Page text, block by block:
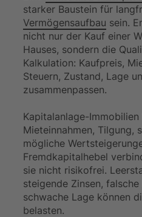
starker Baustein für
Vermögensaufbau sein.
nicht nur der Kauf einer
Hauses, sondern die
Kalkulation: Kaufpreis,
Steuern, Zustand, Lage
zusammenpassen.
Kapitalanlage-
Mieteinnahmen, Tilgung,
mögliche
Fremdkapitalhebel
sie nicht risikofrei.
steigende Zinsen,
schwache Lage können
belasten.